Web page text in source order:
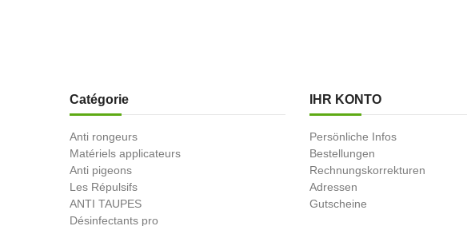
Catégorie
Anti rongeurs
Matériels applicateurs
Anti pigeons
Les Répulsifs
ANTI TAUPES
Désinfectants pro
IHR KONTO
Persönliche Infos
Bestellungen
Rechnungskorrekturen
Adressen
Gutscheine